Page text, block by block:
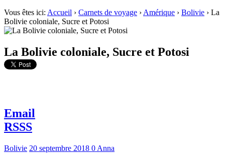
Vous êtes ici: Accueil › Carnets de voyage › Amérique › Bolivie › La
Bolivie coloniale, Sucre et Potosi
La Bolivie coloniale, Sucre et Potosi
Email
RSSS
Bolivie 20 septembre 2018 0 Anna